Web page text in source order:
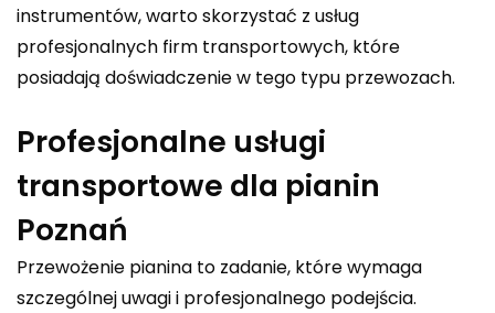
instrumentów, warto skorzystać z usług
profesjonalnych firm transportowych, które
posiadają doświadczenie w tego typu przewozach.
Profesjonalne usługi
transportowe dla pianin
Poznań
Przewożenie pianina to zadanie, które wymaga
szczególnej uwagi i profesjonalnego podejścia.